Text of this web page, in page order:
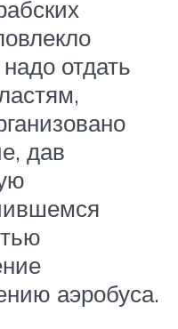
отдать
дав
аэробуса.